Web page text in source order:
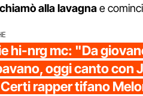
alla lavagnae
hi-nrg mc: "Da
oggi canto con
Certi rapper tifano